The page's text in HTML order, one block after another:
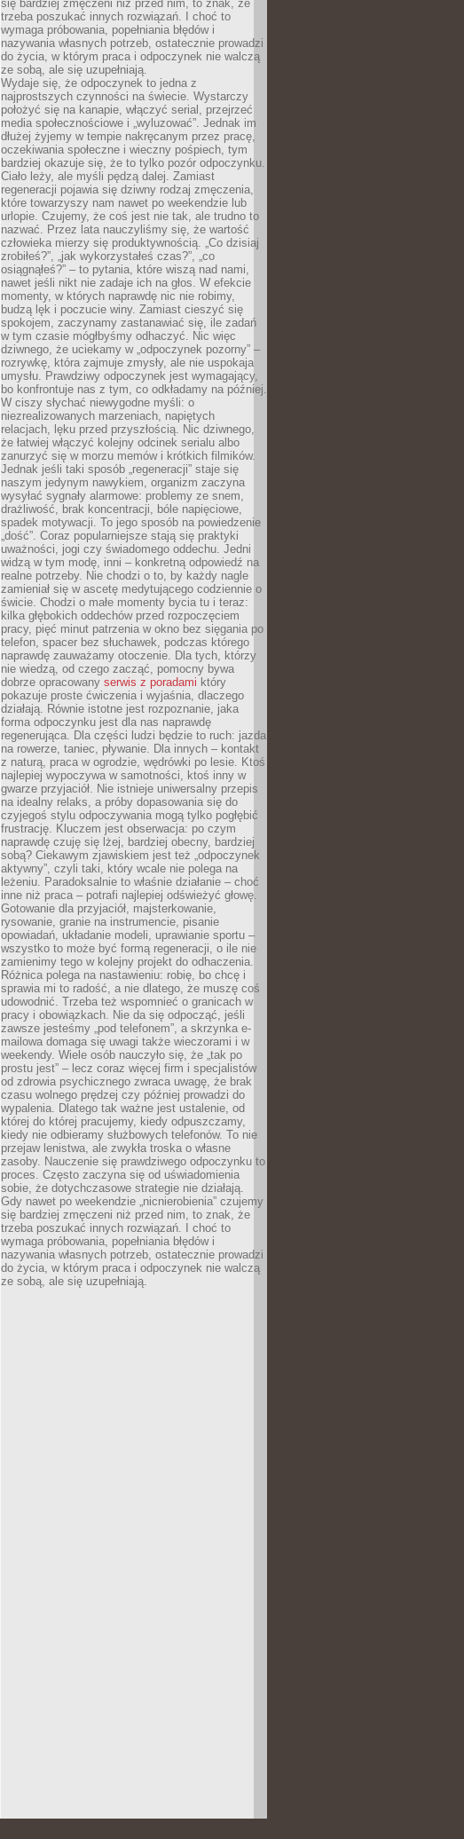
się bardziej zmęczeni niż przed nim, to znak, że
trzeba poszukać innych rozwiązań. I choć to
wymaga próbowania, popełniania błędów i
nazywania własnych potrzeb, ostatecznie prowadzi
do życia, w którym praca i odpoczynek nie walczą
ze sobą, ale się uzupełniają.
Wydaje się, że odpoczynek to jedna z
najprostszych czynności na świecie. Wystarczy
położyć się na kanapie, włączyć serial, przejrzeć
media społecznościowe i „wyluzować”. Jednak im
dłużej żyjemy w tempie nakręcanym przez pracę,
oczekiwania społeczne i wieczny pośpiech, tym
bardziej okazuje się, że to tylko pozór odpoczynku.
Ciało leży, ale myśli pędzą dalej. Zamiast
regeneracji pojawia się dziwny rodzaj zmęczenia,
które towarzyszy nam nawet po weekendzie lub
urlopie. Czujemy, że coś jest nie tak, ale trudno to
nazwać. Przez lata nauczyliśmy się, że wartość
człowieka mierzy się produktywnością. „Co dzisiaj
zrobiłeś?”, „jak wykorzystałeś czas?”, „co
osiągnąłeś?” – to pytania, które wiszą nad nami,
nawet jeśli nikt nie zadaje ich na głos. W efekcie
momenty, w których naprawdę nic nie robimy,
budzą lęk i poczucie winy. Zamiast cieszyć się
spokojem, zaczynamy zastanawiać się, ile zadań
w tym czasie mógłbyśmy odhaczyć. Nic więc
dziwnego, że uciekamy w „odpoczynek pozorny” –
rozrywkę, która zajmuje zmysły, ale nie uspokaja
umysłu. Prawdziwy odpoczynek jest wymagający,
bo konfrontuje nas z tym, co odkładamy na później.
W ciszy słychać niewygodne myśli: o
niezrealizowanych marzeniach, napiętych
relacjach, lęku przed przyszłością. Nic dziwnego,
że łatwiej włączyć kolejny odcinek serialu albo
zanurzyć się w morzu memów i krótkich filmików.
Jednak jeśli taki sposób „regeneracji” staje się
naszym jedynym nawykiem, organizm zaczyna
wysyłać sygnały alarmowe: problemy ze snem,
drażliwość, brak koncentracji, bóle napięciowe,
spadek motywacji. To jego sposób na powiedzenie
„dość”. Coraz popularniejsze stają się praktyki
uważności, jogi czy świadomego oddechu. Jedni
widzą w tym modę, inni – konkretną odpowiedź na
realne potrzeby. Nie chodzi o to, by każdy nagle
zamieniał się w ascetę medytującego codziennie o
świcie. Chodzi o małe momenty bycia tu i teraz:
kilka głębokich oddechów przed rozpoczęciem
pracy, pięć minut patrzenia w okno bez sięgania po
telefon, spacer bez słuchawek, podczas którego
naprawdę zauważamy otoczenie. Dla tych, którzy
nie wiedzą, od czego zacząć, pomocny bywa
dobrze opracowany serwis z poradami który
pokazuje proste ćwiczenia i wyjaśnia, dlaczego
działają. Równie istotne jest rozpoznanie, jaka
forma odpoczynku jest dla nas naprawdę
regenerująca. Dla części ludzi będzie to ruch: jazda
na rowerze, taniec, pływanie. Dla innych – kontakt
z naturą, praca w ogrodzie, wędrówki po lesie. Ktoś
najlepiej wypoczywa w samotności, ktoś inny w
gwarze przyjaciół. Nie istnieje uniwersalny przepis
na idealny relaks, a próby dopasowania się do
czyjegoś stylu odpoczywania mogą tylko pogłębić
frustrację. Kluczem jest obserwacja: po czym
naprawdę czuję się lżej, bardziej obecny, bardziej
sobą? Ciekawym zjawiskiem jest też „odpoczynek
aktywny”, czyli taki, który wcale nie polega na
leżeniu. Paradoksalnie to właśnie działanie – choć
inne niż praca – potrafi najlepiej odświeżyć głowę.
Gotowanie dla przyjaciół, majsterkowanie,
rysowanie, granie na instrumencie, pisanie
opowiadań, układanie modeli, uprawianie sportu –
wszystko to może być formą regeneracji, o ile nie
zamienimy tego w kolejny projekt do odhaczenia.
Różnica polega na nastawieniu: robię, bo chcę i
sprawia mi to radość, a nie dlatego, że muszę coś
udowodnić. Trzeba też wspomnieć o granicach w
pracy i obowiązkach. Nie da się odpocząć, jeśli
zawsze jesteśmy „pod telefonem”, a skrzynka e-
mailowa domaga się uwagi także wieczorami i w
weekendy. Wiele osób nauczyło się, że „tak po
prostu jest” – lecz coraz więcej firm i specjalistów
od zdrowia psychicznego zwraca uwagę, że brak
czasu wolnego prędzej czy później prowadzi do
wypalenia. Dlatego tak ważne jest ustalenie, od
której do której pracujemy, kiedy odpuszczamy,
kiedy nie odbieramy służbowych telefonów. To nie
przejaw lenistwa, ale zwykła troska o własne
zasoby. Nauczenie się prawdziwego odpoczynku to
proces. Często zaczyna się od uświadomienia
sobie, że dotychczasowe strategie nie działają.
Gdy nawet po weekendzie „nicnierobienia” czujemy
się bardziej zmęczeni niż przed nim, to znak, że
trzeba poszukać innych rozwiązań. I choć to
wymaga próbowania, popełniania błędów i
nazywania własnych potrzeb, ostatecznie prowadzi
do życia, w którym praca i odpoczynek nie walczą
ze sobą, ale się uzupełniają.